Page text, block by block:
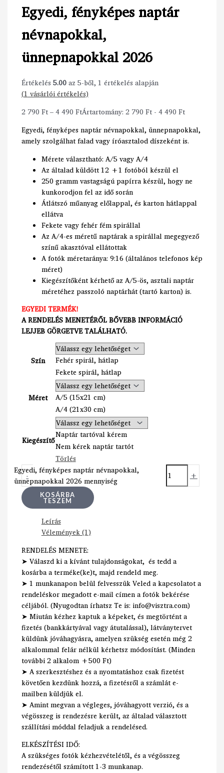
Egyedi, fényképes naptár
névnapokkal,
ünnepnapokkal 2026
Értékelés 5.00az 5-ből, 1 értékelés alapján
(1vásárlói értékelés)
2 790 Ft–4 490 FtÁrtartomány: 2 790 Ft - 4 490 Ft
Egyedi, fényképes naptár névnapokkal, ünnepnapokkal,
amely szolgálhat falad vagy íróasztalod díszeként is.
Mérete választható: A/5 vagy A/4
Az általad küldött 12 +1 fotóból készül el
250 gramm vastagságú papírra készül, hogy ne
kunkorodjon fel az idő során
Átlátszó műanyag előlappal, és karton hátlappal
ellátva
Fekete vagy fehér fém spirállal
Az A/4-es méretű naptárak a spirállal megegyező
színű akasztóval ellátottak
A fotók méretaránya: 9:16 (általános telefonos kép
méret)
Kiegészítőként kérhető az A/5-ös, asztali naptár
méretéhez passzoló naptárhát (tartó karton) is.
EGYEDI TERMÉK!
A RENDELÉS MENETÉRŐL BŐVEBB INFORMÁCIÓ
LEJJEB GÖRGETVE TALÁLHATÓ.
Szín
Fehér spirál, hátlap
Fekete spirál, hátlap
Méret
A/5 (15x21 cm)
A/4 (21x30 cm)
Kiegészítő
Naptár tartóval kérem
Nem kérek naptár tartót
Törlés
-
Egyedi, fényképes naptár névnapokkal,
ünnepnapokkal 2026 mennyiség
+
KOSÁRBA
TESZEM
Leírás
Vélemények (1)
RENDELÉS MENETE:
➤ Válaszd ki a kívánt tulajdonságokat, és tedd a
kosárba a terméke(ke)t, majd rendeld meg.
➤ 1 munkanapon belül felvesszük Veled a kapcsolatot a
rendeléskor megadott e-mail címen a fotók bekérése
céljából. (Nyugodtan írhatsz Te is: info@visztra.com)
➤ Miután kézhez kaptuk a képeket, és megtörtént a
fizetés (bankkártyával vagy átutalással), látványtervet
küldünk jóváhagyásra, amelyen szükség esetén még 2
alkalommal felár nélkül kérhetsz módosítást. (Minden
további 2 alkalom +500 Ft)
➤ A szerkesztéshez és a nyomtatáshoz csak fizetést
követően kezdünk hozzá, a fizetésről a számlát e-
mailben küldjük el.
➤ Amint megvan a végleges, jóváhagyott verzió, és a
végösszeg is rendezésre került, az általad választott
szállítási móddal feladjuk a rendelésed.
ELKÉSZÍTÉSI IDŐ:
A szükséges fotók kézhezvételétől, és a végösszeg
rendezésétől számított 1-3 munkanap.